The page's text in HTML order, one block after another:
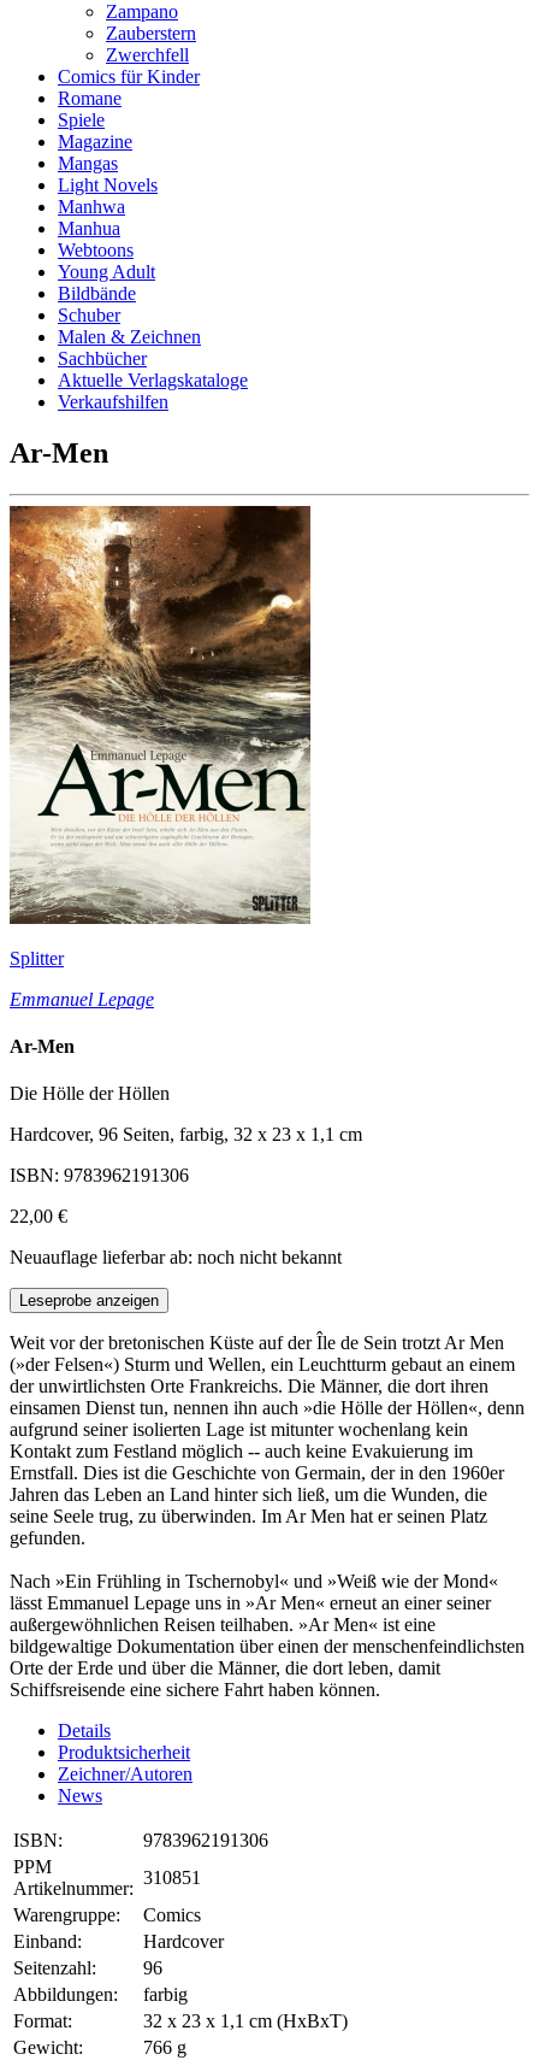
Zampano
Zauberstern
Zwerchfell
Comics für Kinder
Romane
Spiele
Magazine
Mangas
Light Novels
Manhwa
Manhua
Webtoons
Young Adult
Bildbände
Schuber
Malen & Zeichnen
Sachbücher
Aktuelle Verlagskataloge
Verkaufshilfen
Ar-Men
Splitter
Emmanuel Lepage
Ar-Men
Die Hölle der Höllen
Hardcover, 96 Seiten, farbig, 32 x 23 x 1,1 cm
ISBN: 9783962191306
22,00 €
Neuauflage lieferbar ab: noch nicht bekannt
Leseprobe anzeigen
Weit vor der bretonischen Küste auf der Île de Sein trotzt Ar Men
(»der Felsen«) Sturm und Wellen, ein Leuchtturm gebaut an einem
der unwirtlichsten Orte Frankreichs. Die Männer, die dort ihren
einsamen Dienst tun, nennen ihn auch »die Hölle der Höllen«, denn
aufgrund seiner isolierten Lage ist mitunter wochenlang kein
Kontakt zum Festland möglich -- auch keine Evakuierung im
Ernstfall. Dies ist die Geschichte von Germain, der in den 1960er
Jahren das Leben an Land hinter sich ließ, um die Wunden, die
seine Seele trug, zu überwinden. Im Ar Men hat er seinen Platz
gefunden.
Nach »Ein Frühling in Tschernobyl« und »Weiß wie der Mond«
lässt Emmanuel Lepage uns in »Ar Men« erneut an einer seiner
außergewöhnlichen Reisen teilhaben. »Ar Men« ist eine
bildgewaltige Dokumentation über einen der menschenfeindlichsten
Orte der Erde und über die Männer, die dort leben, damit
Schiffsreisende eine sichere Fahrt haben können.
Details
Produktsicherheit
Zeichner/Autoren
News
ISBN:
9783962191306
PPM
Artikelnummer:
310851
Warengruppe:
Comics
Einband:
Hardcover
Seitenzahl:
96
Abbildungen:
farbig
Format:
32 x 23 x 1,1 cm (HxBxT)
Gewicht:
766 g